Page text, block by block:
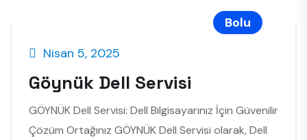
Bolu
Nisan 5, 2025
Göynük Dell Servisi
GÖYNÜK Dell Servisi: Dell Bilgisayarınız İçin Güvenilir
Çözüm Ortağınız GÖYNÜK Dell Servisi olarak, Dell